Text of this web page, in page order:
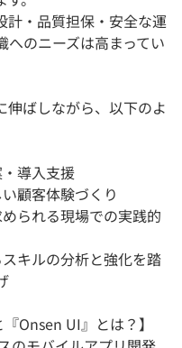
計・品質担保・安全な運
のニーズは高まってい
伸ばしながら、以下のよ
導入支援
顧客体験づくり
られる現場での実践的
キルの分析と強化を踏
Onsen UI』とは？】